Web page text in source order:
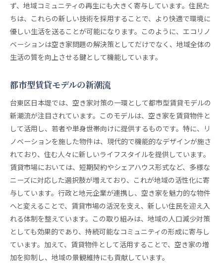
ず、地域コミュニティの再生にも大きく寄与しています。住民た
ちは、これらの新しい技術を採用することで、より快適で環境に
優しい生活を送ることが可能になります。このように、エコリノ
ベーションは空き家問題の解決策としてだけでなく、地域全体の
生活の質を向上させる鍵として機能しています。
都市型賃貸モデルの新潮流
台東区日本堤では、空き家対策の一環として都市型賃貸モデルの
新潮流が注目されています。このモデルは、空き家を賃貸物件と
して活用し、若者や単身世帯向けに提供するものです。特に、リ
ノベーションを施した物件は、現代的で機能的なデザインが施さ
れており、住む人々に新しいライフスタイルを提供しています。
賃貸市場においては、短期契約やシェアハウス形式など、多様な
ニーズに対応した選択肢が増えており、これが地域の活性化に寄
与しています。行政と地元企業が連携し、空き家を魅力的な物件
へと変えることで、賃貸市場の活況を支え、新しい住民を迎え入
れる体制を整えています。この取り組みは、地域の人口減少対策
としても効果的であり、持続可能なコミュニティの形成に寄与し
ています。加えて、賃貸物件として活用することで、空き家の増
加を抑制し、地域の景観維持にも貢献しています。